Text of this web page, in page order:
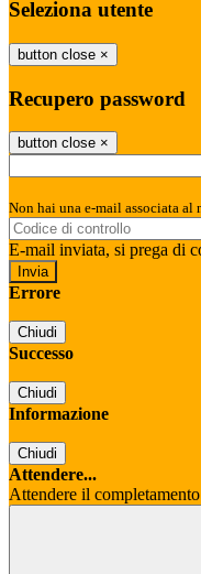
Seleziona utente
button close ×
Recupero password
button close ×
Non hai una e-mail associata al
E-mail inviata, si prega di
Errore
Chiudi
Successo
Chiudi
Informazione
Chiudi
Attendere...
Attendere il